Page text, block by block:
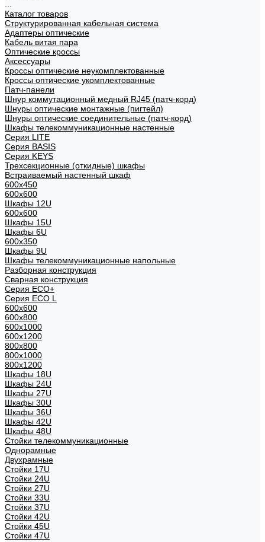
Каталог товаров
Структурированная кабельная система
Адаптеры оптические
Кабель витая пара
Оптические кроссы
Аксессуары
Кроссы оптические неукомплектованные
Кроссы оптические укомплектованные
Патч-панели
Шнур коммутационный медный RJ45 (патч-корд)
Шнуры оптические монтажные (пигтейл)
Шнуры оптические соединительные (патч-корд)
Шкафы телекоммуникационные настенные
Cерия LITE
Cерия BASIS
Cерия KEYS
Трехсекционные (откидные) шкафы
Встраиваемый настенный шкаф
600x450
600x600
Шкафы 12U
600x600
Шкафы 15U
Шкафы 6U
600x350
Шкафы 9U
Шкафы телекоммуникационные напольные
Разборная конструкция
Сварная конструкция
Серия ECO+
Серия ECO L
600x600
600x800
600х1000
600х1200
800x800
800х1000
800х1200
Шкафы 18U
Шкафы 24U
Шкафы 27U
Шкафы 30U
Шкафы 36U
Шкафы 42U
Шкафы 48U
Стойки телекоммуникационные
Однорамные
Двухрамные
Стойки 17U
Стойки 24U
Стойки 27U
Стойки 33U
Стойки 37U
Стойки 42U
Стойки 45U
Стойки 47U